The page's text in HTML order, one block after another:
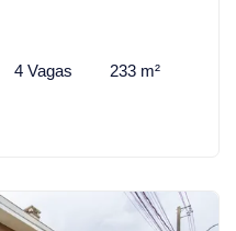
4 Vagas 233 m²